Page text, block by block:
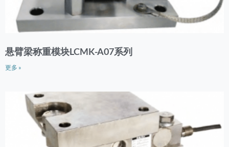
悬臂梁称重模块LCMK-A07系列
更多 »